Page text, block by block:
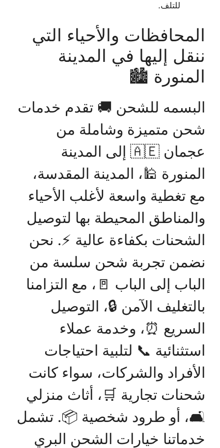
للتلف.
المحافظات والأحياء التي
ننقل إليها في المدينة
المنورة 🏙️
البسمه للشحن 🚚 تقدم خدمات
شحن متميزة وشاملة من
عجمان 🇦🇪 إلى المدينة
المنورة 🕌، المدينة المقدسة،
مع تغطية واسعة لأغلب الأحياء
والمناطق المحيطة بها لتوصيل
الشحنات بكفاءة عالية ⚡. نحن
نضمن تجربة شحن سلسة من
الباب إلى الباب 🚪، مع التزامنا
بالتغليف الآمن 🔒، التوصيل
السريع ⏰، وخدمة عملاء
استثنائية 📞 لتلبية احتياجات
الأفراد والشركات، سواء كانت
شحنات تجارية 🛒، أثاث منزلي
🛋️، أو طرود شخصية 📦. تشمل
خدماتنا خيارات الشحن البري